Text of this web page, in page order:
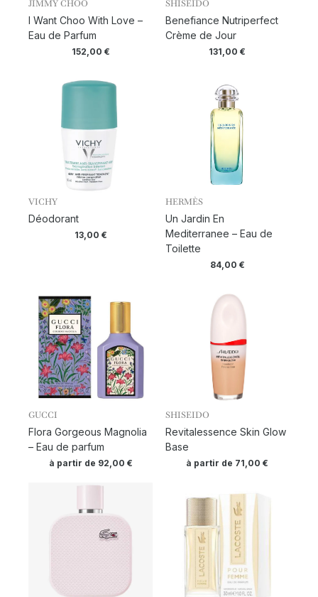
JIMMY CHOO
I Want Choo With Love –
Eau de Parfum
152,00 €
SHISEIDO
Benefiance Nutriperfect
Crème de Jour
131,00€
VICHY
Déodorant
13,00 €
HERMÈS
Un Jardin En
Mediterranee – Eau de
Toilette
84,00 €
GUCCI
Flora Gorgeous Magnolia
– Eau de parfum
à partir de 92,00 €
SHISEIDO
Revitalessence Skin Glow
Base
à partir de 71,00€